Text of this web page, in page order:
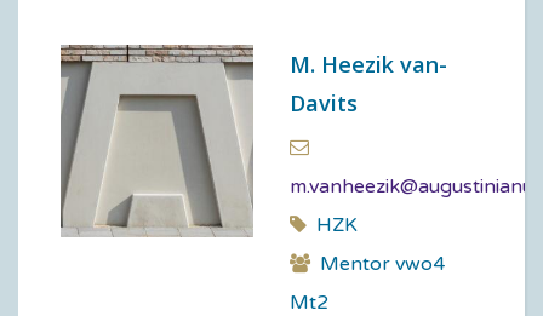
M. Heezik van-
Davits
HZK
Mentor vwo4
Mt2